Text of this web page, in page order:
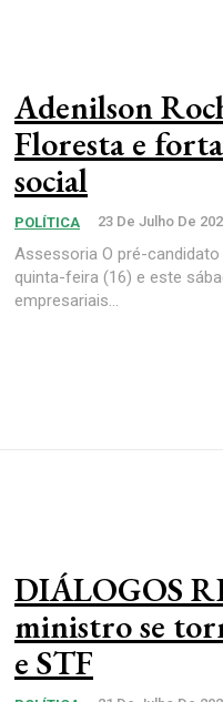
Adenilson
Floresta e
social
POLÍTICA 23 De Julho De
Assessoria O pré-
quinta-feira (16) e este
empresariais...
DIÁLOGOS
ministro se
e STF